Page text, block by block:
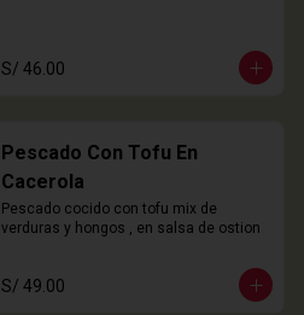
S/ 46.00
Pescado Con Tofu En
Cacerola
Pescado cocido con tofu mix de
verduras y hongos , en salsa de ostion
S/ 49.00